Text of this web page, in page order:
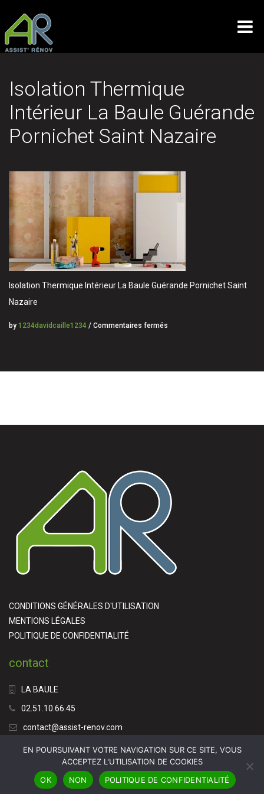
Isolation Thermique
Intérieur La Baule Guérande
Pornichet Saint Nazaire
Isolation Thermique Intérieur La Baule Guérande Pornichet Saint
Nazaire
by 1234davidcaille1234 / Commentaires fermés
CONDITIONS GÉNÉRALES D'UTILISATION
MENTIONS LÉGALES
POLITIQUE DE CONFIDENTIALITÉ
contact
LA BAULE
02.51.10.66.45
contact@assist-renov.com
EN POURSUIVANT VOTRE NAVIGATION SUR CE SITE, VOUS
ACCEPTEZ L'UTILISATION DE COOKIES
OK
NON POLITIQUE DE CONFIDENTIALITÉ